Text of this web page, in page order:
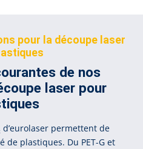
pour la découpe laser
de nos
laser pour
d’eurolaser permettent de
plastiques. Du PET-G et